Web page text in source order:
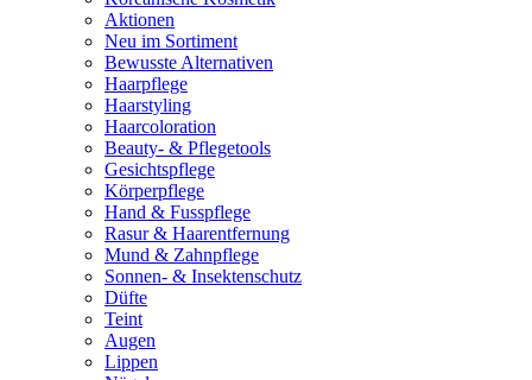
Aktionen
Neu im Sortiment
Bewusste Alternativen
Haarpflege
Haarstyling
Haarcoloration
Beauty- & Pflegetools
Gesichtspflege
Körperpflege
Hand & Fusspflege
Rasur & Haarentfernung
Mund & Zahnpflege
Sonnen- & Insektenschutz
Düfte
Teint
Augen
Lippen